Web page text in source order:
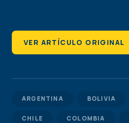
VER ARTÍCULO ORIGINAL
ARGENTINA BOLIVIA
CHILE COLOMBIA